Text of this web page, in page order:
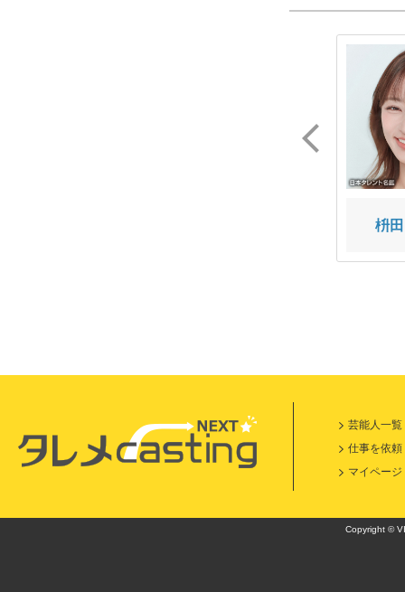
枡
芸能人一覧
仕事を依頼
マイページ
Copyright ©